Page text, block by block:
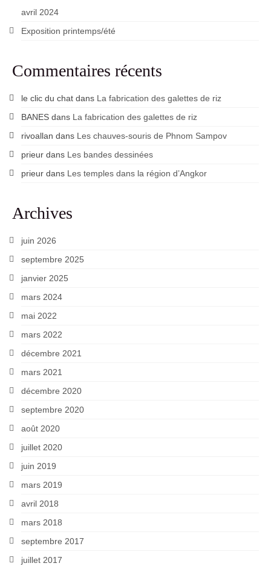
avril 2024
Exposition printemps/été
Commentaires récents
le clic du chat dans La fabrication des galettes de riz
BANES dans La fabrication des galettes de riz
rivoallan dans Les chauves-souris de Phnom Sampov
prieur dans Les bandes dessinées
prieur dans Les temples dans la région d’Angkor
Archives
juin 2026
septembre 2025
janvier 2025
mars 2024
mai 2022
mars 2022
décembre 2021
mars 2021
décembre 2020
septembre 2020
août 2020
juillet 2020
juin 2019
mars 2019
avril 2018
mars 2018
septembre 2017
juillet 2017